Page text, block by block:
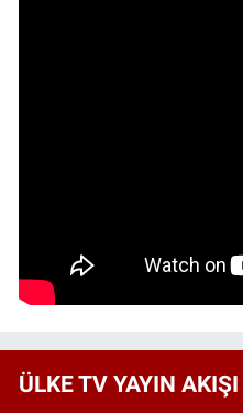
ÜLKE TV YAYIN AKIŞI